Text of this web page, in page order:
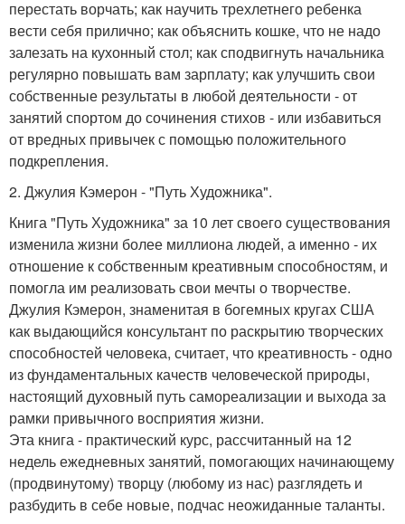
перестать ворчать; как научить трехлетнего ребенка
вести себя прилично; как объяснить кошке, что не надо
залезать на кухонный стол; как сподвигнуть начальника
регулярно повышать вам зарплату; как улучшить свои
собственные результаты в любой деятельности - от
занятий спортом до сочинения стихов - или избавиться
от вредных привычек с помощью положительного
подкрепления.
2. Джулия Кэмерон - "Путь Художника".
Книга "Путь Художника" за 10 лет своего существования
изменила жизни более миллиона людей, а именно - их
отношение к собственным креативным способностям, и
помогла им реализовать свои мечты о творчестве.
Джулия Кэмерон, знаменитая в богемных кругах США
как выдающийся консультант по раскрытию творческих
способностей человека, считает, что креативность - одно
из фундаментальных качеств человеческой природы,
настоящий духовный путь самореализации и выхода за
рамки привычного восприятия жизни.
Эта книга - практический курс, рассчитанный на 12
недель ежедневных занятий, помогающих начинающему
(продвинутому) творцу (любому из нас) разглядеть и
разбудить в себе новые, подчас неожиданные таланты.